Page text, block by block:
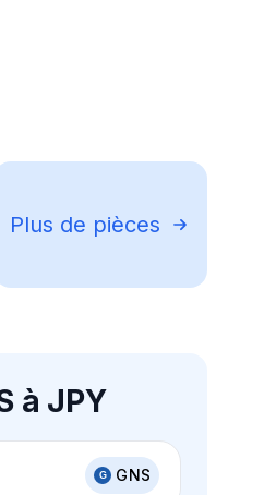
Plus de pièces
à JPY
GNS